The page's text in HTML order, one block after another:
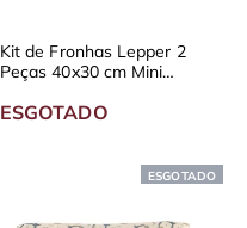
Kit de Fronhas Lepper 2
Peças 40x30 cm Mini
ESGOTADO
ESGOTADO